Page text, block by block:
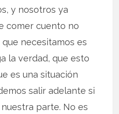
y nosotros ya
comer cuento no
necesitamos es
la verdad, que esto
es una situación
salir adelante si
parte. No es